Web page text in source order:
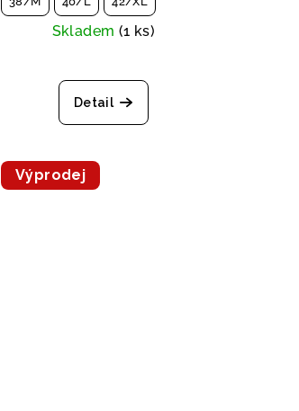
Skladem (1 ks)
Detail
Výprodej